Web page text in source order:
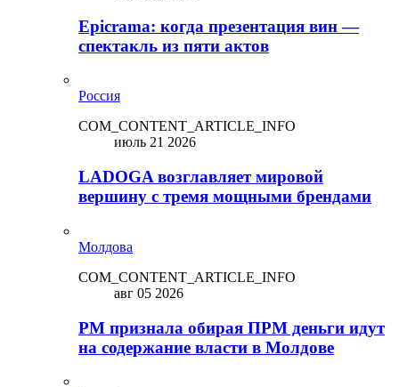
Epicrama: когда презентация вин —
спектакль из пяти актов
Россия
COM_CONTENT_ARTICLE_INFO
июль 21 2026
LADOGA возглавляет мировой
вершину с тремя мощными брендами
Молдова
COM_CONTENT_ARTICLE_INFO
авг 05 2026
PM признала обирая ПРМ деньги идут
на содержание власти в Молдове